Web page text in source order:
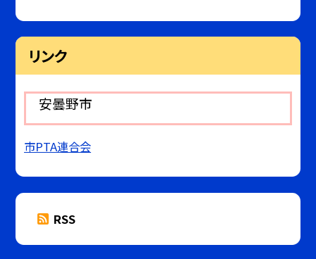
リンク
安曇野市
市PTA連合会
RSS